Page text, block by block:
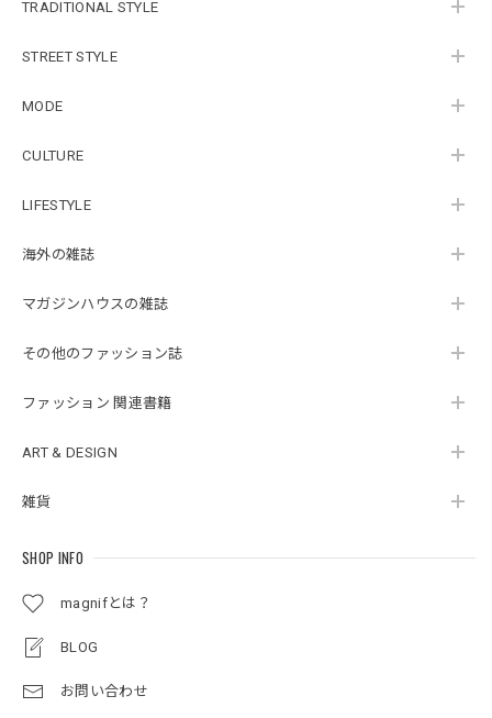
TRADITIONAL STYLE
STREET STYLE
MODE
CULTURE
LIFESTYLE
海外の雑誌
マガジンハウスの雑誌
その他のファッション誌
ファッション 関連書籍
ART & DESIGN
雑貨
SHOP INFO
magnifとは？
BLOG
お問い合わせ